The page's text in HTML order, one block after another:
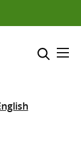
l’emplacement